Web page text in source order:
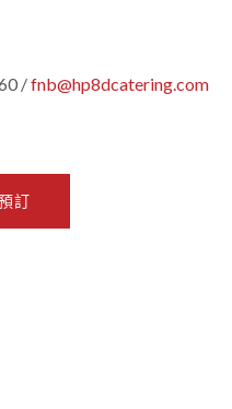
/fnb@hp8dcatering.com
訂